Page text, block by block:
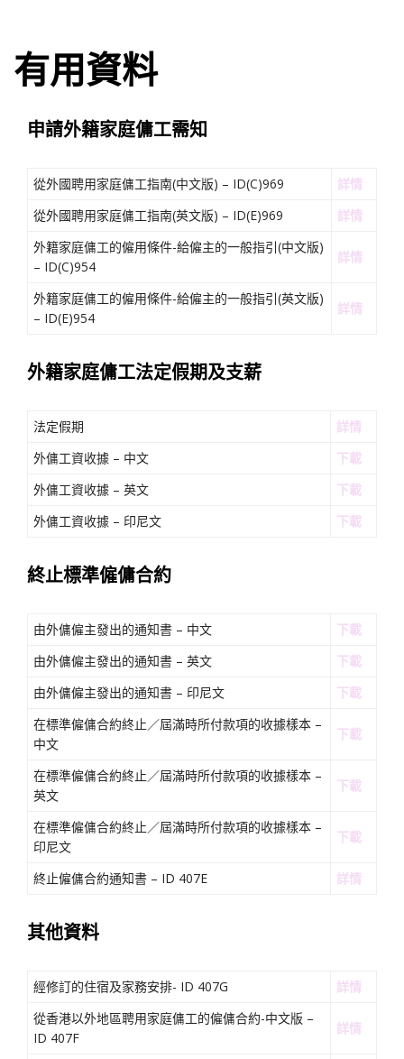
有用資料
申請外籍家庭傭工需知
從外國聘用家庭傭工指南(中文版) – ID(C)969
詳情
從外國聘用家庭傭工指南(英文版) – ID(E)969
詳情
外籍家庭傭工的僱用條件-給僱主的一般指引(中文版)
– ID(C)954
詳情
外籍家庭傭工的僱用條件-給僱主的一般指引(英文版)
– ID(E)954
詳情
外籍家庭傭工法定假期及支薪
法定假期
詳情
外傭工資收據 – 中文
下載
外傭工資收據 – 英文
下載
外傭工資收據 – 印尼文
下載
終止標準僱傭合約
由外傭僱主發出的通知書 – 中文
下載
由外傭僱主發出的通知書 – 英文
下載
由外傭僱主發出的通知書 – 印尼文
下載
在標準僱傭合約終止／屆滿時所付款項的收據樣本 –
中文
下載
在標準僱傭合約終止／屆滿時所付款項的收據樣本 –
英文
下載
在標準僱傭合約終止／屆滿時所付款項的收據樣本 –
印尼文
下載
終止僱傭合約通知書 – ID 407E 詳情
其他資料
經修訂的住宿及家務安排- ID 407G
詳情
從香港以外地區聘用家庭傭工的僱傭合約-中文版 –
ID 407F
詳情